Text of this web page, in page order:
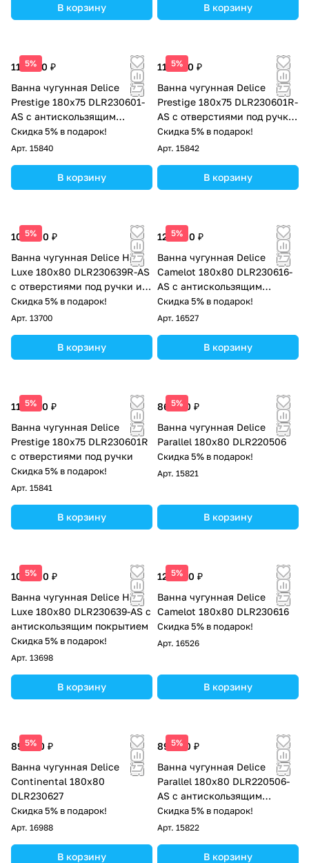
В корзину В корзину
5%
113 000 ₽
Ванна чугунная Delice
Prestige 180х75 DLR230601-
AS с антискользящим
покрытием
Скидка 5% в подарок!
Арт. 15840
В корзину
5%
113 000 ₽
Ванна чугунная Delice
Prestige 180х75 DLR230601R-
AS с отверстиями под ручки
и антискользящим
покрытием
Скидка 5% в подарок!
Арт. 15842
В корзину
5%
102 000 ₽
Ванна чугунная Delice Haiti
Luxe 180х80 DLR230639R-AS
с отверстиями под ручки и
антискользящим покрытием
Скидка 5% в подарок!
Арт. 13700
В корзину
5%
128 000 ₽
Ванна чугунная Delice
Camelot 180х80 DLR230616-
AS с антискользящим
покрытием
Скидка 5% в подарок!
Арт. 16527
В корзину
5%
110 000 ₽
Ванна чугунная Delice
Prestige 180х75 DLR230601R
с отверстиями под ручки
Скидка 5% в подарок!
Арт. 15841
В корзину
5%
86 000 ₽
Ванна чугунная Delice
Parallel 180х80 DLR220506
Скидка 5% в подарок!
Арт. 15821
В корзину
5%
102 000 ₽
Ванна чугунная Delice Haiti
Luxe 180х80 DLR230639-AS с
антискользящим покрытием
Скидка 5% в подарок!
Арт. 13698
В корзину
5%
125 000 ₽
Ванна чугунная Delice
Camelot 180х80 DLR230616
Скидка 5% в подарок!
Арт. 16526
В корзину
5%
89 000 ₽
Ванна чугунная Delice
Continental 180х80
DLR230627
Скидка 5% в подарок!
Арт. 16988
В корзину
5%
89 000 ₽
Ванна чугунная Delice
Parallel 180х80 DLR220506-
AS с антискользящим
покрытием
Скидка 5% в подарок!
Арт. 15822
В корзину